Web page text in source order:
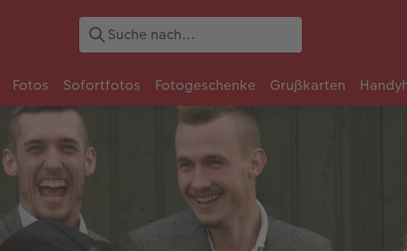
Fotos Sofortfotos Fotogeschenke Grußkarten